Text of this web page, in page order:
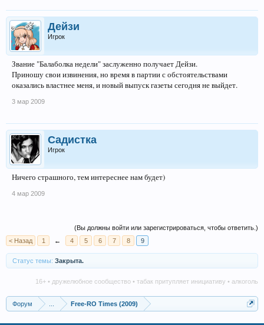
меня отпустило начальство, а я сижу газету делаю ))))
Путя (20:45:29 3/03/2009)
делай делай, небуду отвлекадь чо
Дейзи
Игрок
Звание "Балаболка недели" заслуженно получает Дейзи.
Приношу свои извинения, но время в партии с обстоятельствами
оказались властнее меня, и новый выпуск газеты сегодня не выйдет.
3 мар 2009
Садистка
Игрок
Ничего страшного, тем интереснее нам будет)
4 мар 2009
(Вы должны войти или зарегистрироваться, чтобы ответить.)
< Назад
1 ← 4 5 6 7 8 9
Статус темы: Закрыта.
16+ • дружелюбное сообщество • табак притупляет инициативу • алкоголь
Форум Free-RO Times (2009)